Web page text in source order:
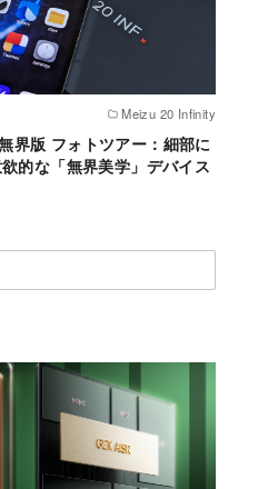
Meizu 20 Infinity
界版 フォトツアー：細部に
的な「無界美学」デバイス